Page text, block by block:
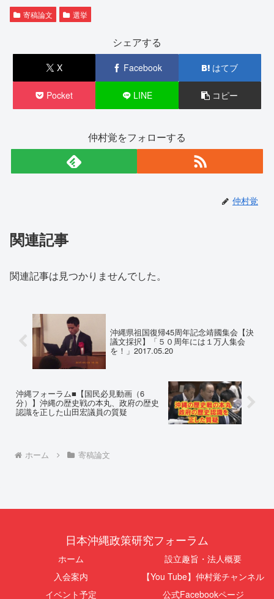
寄稿論文 選挙
シェアする
X Facebook はてブ
Pocket LINE コピー
仲村覚をフォローする
仲村覚
関連記事
関連記事は見つかりませんでした。
沖縄県祖国復帰45周年記念靖國集会【決
議文採択】「５０周年には１万人集会
を！」2017.05.20
沖縄フォーラム■【国民必見動画（6
分）】沖縄の歴史戦の本丸、政府の歴史
認識を正した山田宏議員の質疑
ホーム 寄稿論文
日本沖縄政策研究フォーラム
ホーム
設立趣旨・法人概要
入会案内
【You Tube】仲村覚チャンネル
イベント予定
公式Facebookページ